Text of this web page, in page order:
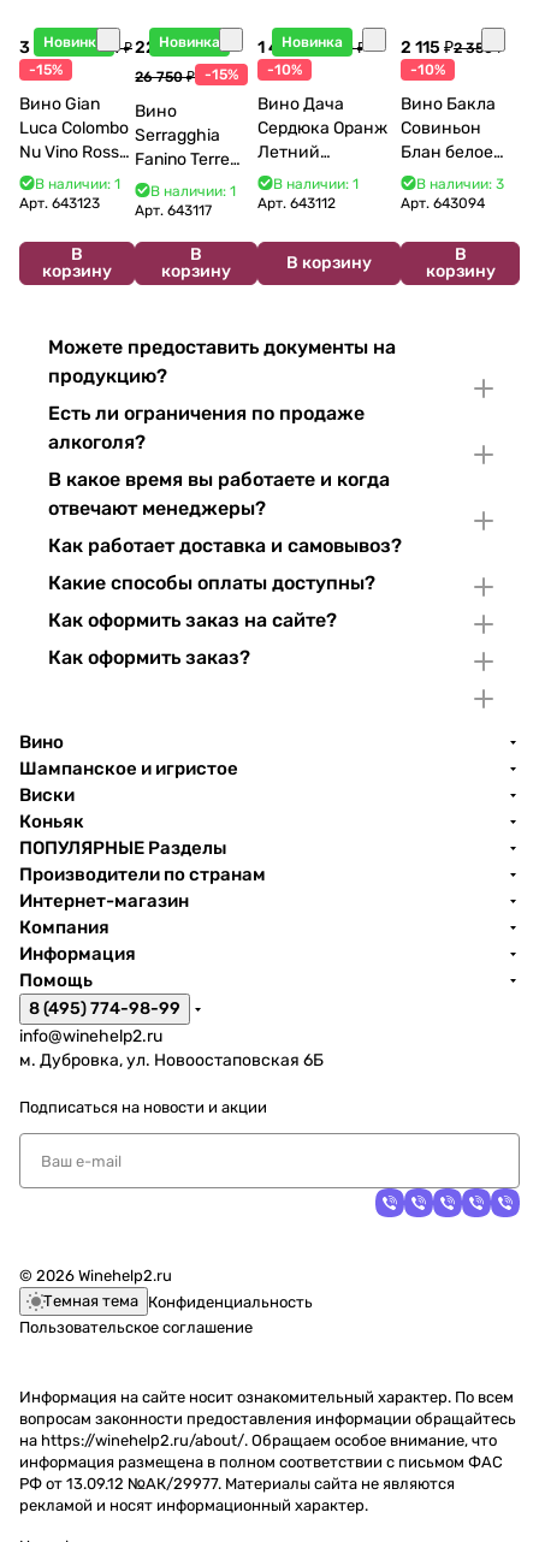
Новинка
3 998 ₽4 704 ₽
-15%
Вино Gian
Luca Colombo
Nu Vino Rosso
2025 750 мл
В наличии: 1
Арт. 643123
В
корзину
Новинка
22 738 ₽
26 750 ₽ -15%
Вино
Serragghia
Fanino Terre
Siciliane IGP
2022 750 мл
В наличии: 1
Арт.643117
В
корзину
Новинка
1 440 ₽1 600 ₽
-10%
Вино Дача
Сердюка Оранж
Летний
Сибирьковый
2024 750 мл
В наличии: 1
Арт. 643112
В корзину
2 115 ₽2 350 ₽
-10%
Вино Бакла
Совиньон
Блан белое
сухое 750 мл
12%
В наличии: 3
Арт.643094
В
корзину
Можете предоставить документы на
продукцию?
Есть ли ограничения по продаже
алкоголя?
В какое время вы работаете и когда
отвечают менеджеры?
Как работает доставка и самовывоз?
Какие способы оплаты доступны?
Как оформить заказ на сайте?
Как оформить заказ?
Вино
Шампанское и игристое
Виски
Коньяк
ПОПУЛЯРНЫЕ Разделы
Производители по странам
Интернет-магазин
Компания
Информация
Помощь
8 (495) 774-98-99
info@winehelp2.ru
м. Дубровка, ул. Новоостаповская 6Б
Подписаться на новости и акции
© 2026 Winehelp2.ru
Темная тема Конфиденциальность
Пользовательское соглашение
Информация на сайте носит ознакомительный характер. По всем
вопросам законности предоставления информации обращайтесь
на https://winehelp2.ru/about/. Обращаем особое внимание, что
информация размещена в полном соответствии с письмом ФАС
РФ от 13.09.12 №АК/29977. Материалы сайта не являются
рекламой и носят информационный характер.